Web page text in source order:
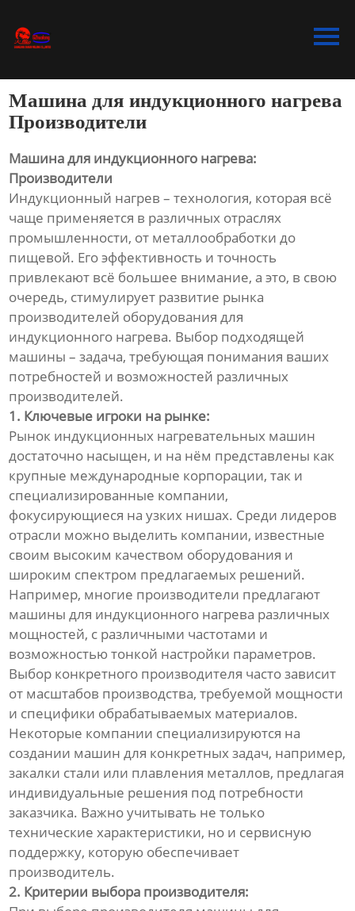
Bидео
О Hас
Контакты
Машина для индукционного нагрева
Производители
Машина для индукционного нагрева:
Производители
Индукционный нагрев – технология, которая всё
чаще применяется в различных отраслях
промышленности, от металлообработки до
пищевой. Его эффективность и точность
привлекают всё большее внимание, а это, в свою
очередь, стимулирует развитие рынка
производителей оборудования для
индукционного нагрева. Выбор подходящей
машины – задача, требующая понимания ваших
потребностей и возможностей различных
производителей.
1. Ключевые игроки на рынке:
Рынок индукционных нагревательных машин
достаточно насыщен, и на нём представлены как
крупные международные корпорации, так и
специализированные компании,
фокусирующиеся на узких нишах. Среди лидеров
отрасли можно выделить компании, известные
своим высоким качеством оборудования и
широким спектром предлагаемых решений.
Например, многие производители предлагают
машины для индукционного нагрева различных
мощностей, с различными частотами и
возможностью тонкой настройки параметров.
Выбор конкретного производителя часто зависит
от масштабов производства, требуемой мощности
и специфики обрабатываемых материалов.
Некоторые компании специализируются на
создании машин для конкретных задач, например,
закалки стали или плавления металлов, предлагая
индивидуальные решения под потребности
заказчика. Важно учитывать не только
технические характеристики, но и сервисную
поддержку, которую обеспечивает
производитель.
2. Критерии выбора производителя: